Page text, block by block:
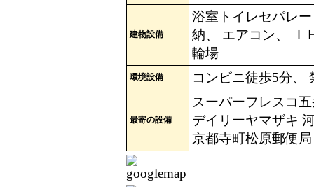
建物設備
浴室トイレセパレ
納、 エアコン、 Ｉ
輪場
環境設備 コンビニ徒歩5分、
最寄の設備
スーパーフレスコ
デイリーヤマザキ
京都寺町松原郵便